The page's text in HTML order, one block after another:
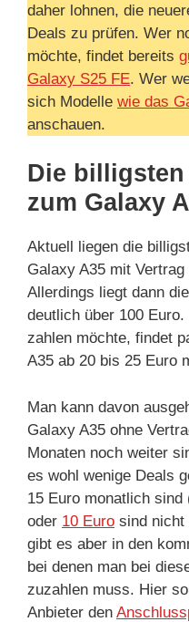
daher lohnen, die
Deals zu prüfen. Wer
möchte, findet bereits
Galaxy S25 FE. Wer
sich Modelle wie das
anschauen.
Die
zum Galaxy
Aktuell liegen die
Galaxy A35 mit
Allerdings liegt dann
deutlich über 100
zahlen möchte, findet
A35 ab 20 bis 25 Euro
Man kann davon
Galaxy A35 ohne
Monaten noch weiter
es wohl wenige Deals
15 Euro monatlich sind
oder 10 Euro sind nicht
gibt es aber in den
bei denen man bei
zuzahlen muss. Hier
Anbieter den